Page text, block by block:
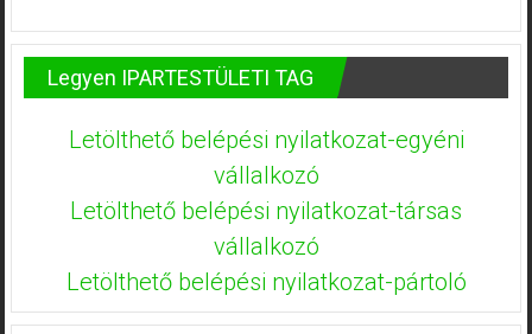
Legyen IPARTESTÜLETI TAG
Letölthető belépési nyilatkozat-egyéni
vállalkozó
Letölthető belépési nyilatkozat-társas
vállalkozó
Letölthető belépési nyilatkozat-pártoló